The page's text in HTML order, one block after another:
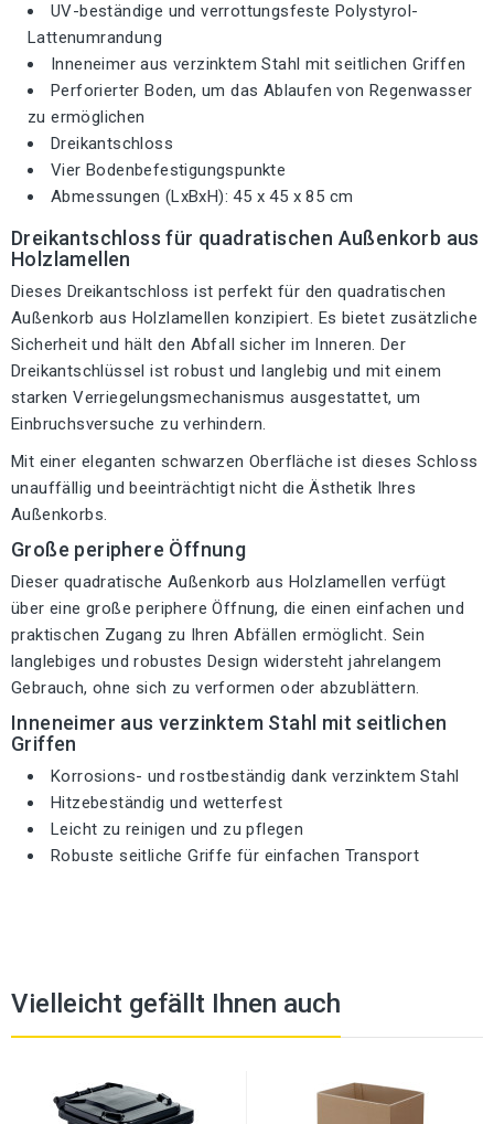
UV-beständige und verrottungsfeste Polystyrol-
Lattenumrandung
Inneneimer aus verzinktem Stahl mit seitlichen Griffen
Perforierter Boden, um das Ablaufen von Regenwasser
zu ermöglichen
Dreikantschloss
Vier Bodenbefestigungspunkte
Abmessungen (LxBxH): 45 x 45 x 85 cm
Dreikantschloss für quadratischen Außenkorb aus
Holzlamellen
Dieses Dreikantschloss ist perfekt für den quadratischen
Außenkorb aus Holzlamellen konzipiert. Es bietet zusätzliche
Sicherheit und hält den Abfall sicher im Inneren. Der
Dreikantschlüssel ist robust und langlebig und mit einem
starken Verriegelungsmechanismus ausgestattet, um
Einbruchsversuche zu verhindern.
Mit einer eleganten schwarzen Oberfläche ist dieses Schloss
unauffällig und beeinträchtigt nicht die Ästhetik Ihres
Außenkorbs.
Große periphere Öffnung
Dieser quadratische Außenkorb aus Holzlamellen verfügt
über eine große periphere Öffnung, die einen einfachen und
praktischen Zugang zu Ihren Abfällen ermöglicht. Sein
langlebiges und robustes Design widersteht jahrelangem
Gebrauch, ohne sich zu verformen oder abzublättern.
Inneneimer aus verzinktem Stahl mit seitlichen
Griffen
Korrosions- und rostbeständig dank verzinktem Stahl
Hitzebeständig und wetterfest
Leicht zu reinigen und zu pflegen
Robuste seitliche Griffe für einfachen Transport
Vielleicht gefällt Ihnen auch